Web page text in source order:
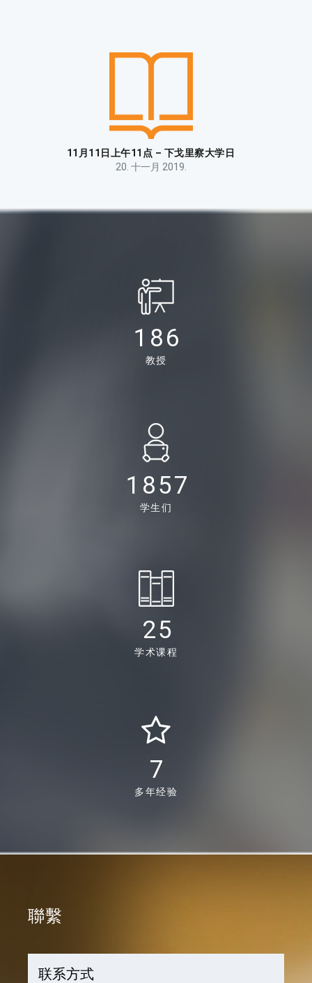
11月11日上午11点 – 下戈里察大学日
20. 十一月 2019.
190
教授
1905
学生们
25
学术课程
8
多年经验
聯繫
联系方式